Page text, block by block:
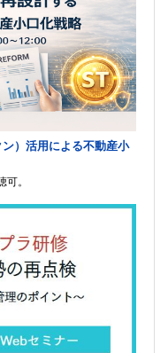
）活用による不動産小
。